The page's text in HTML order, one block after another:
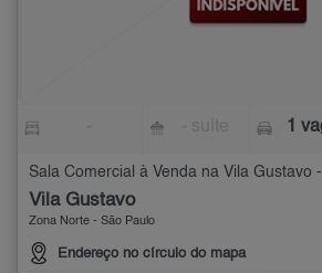
1
Sala Comercial à Venda na Vila Gustavo
Vila Gustavo
Zona Norte - São Paulo
Endereço no círculo do mapa